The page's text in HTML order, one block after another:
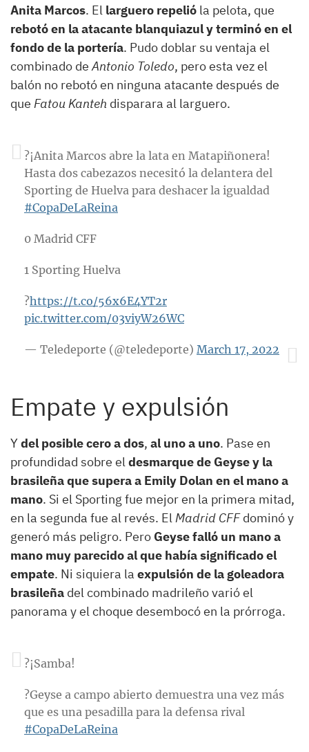
Anita Marcos. El larguero repelió la pelota, que
rebotó en la atacante blanquiazul y terminó en el
fondo de la portería. Pudo doblar su ventaja el
combinado deAntonio Toledo, pero esta vez el
balón no rebotó en ninguna atacante después de
que Fatou Kanteh disparara al larguero.
?¡Anita Marcos abre la lata en Matapiñonera!
Hasta dos cabezazos necesitó la delantera del
Sporting de Huelva para deshacer la igualdad
#CopaDeLaReina
0 Madrid CFF
1 Sporting Huelva
?https://t.co/56x6E4YT2r
pic.twitter.com/03viyW26WC
— Teledeporte (@teledeporte) March 17, 2022
Empate y expulsión
Ydel posible cero a dos, al uno a uno. Pase en
profundidad sobre eldesmarque de Geyse y la
brasileña que supera a Emily Dolan en el mano a
mano. Si el Sporting fue mejor en la primera mitad,
en la segunda fue al revés. ElMadrid CFFdominó y
generó más peligro. Pero Geyse falló un mano a
mano muy parecido al que había significado el
empate. Ni siquiera la expulsión de la goleadora
brasileña del combinado madrileño varió el
panorama y el choque desembocó en la prórroga.
?¡Samba!
?Geyse a campo abierto demuestra una vez más
que es una pesadilla para la defensa rival
#CopaDeLaReina